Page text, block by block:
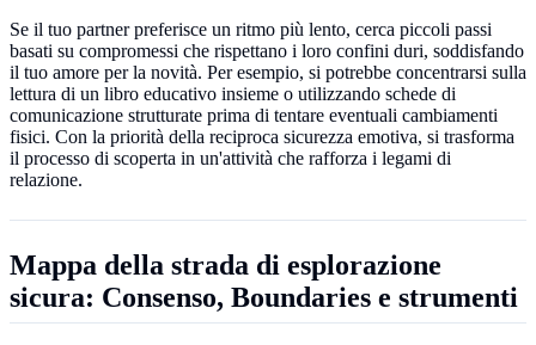
Se il tuo partner preferisce un ritmo più lento, cerca piccoli passi
basati su compromessi che rispettano i loro confini duri, soddisfando
il tuo amore per la novità. Per esempio, si potrebbe concentrarsi sulla
lettura di un libro educativo insieme o utilizzando schede di
comunicazione strutturate prima di tentare eventuali cambiamenti
fisici. Con la priorità della reciproca sicurezza emotiva, si trasforma
il processo di scoperta in un'attività che rafforza i legami di
relazione.
Mappa della strada di esplorazione
sicura: Consenso, Boundaries e strumenti